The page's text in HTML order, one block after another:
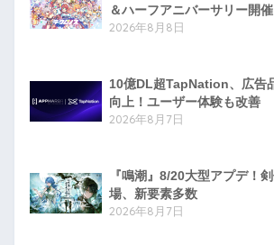
＆ハーフアニバーサリー開催
2026年8月8日
10億DL超TapNation、広告
向上！ユーザー体験も改善
2026年8月7日
『鳴潮』8/20大型アプデ！
場、新要素多数
2026年8月7日